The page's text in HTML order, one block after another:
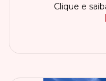
Clique e